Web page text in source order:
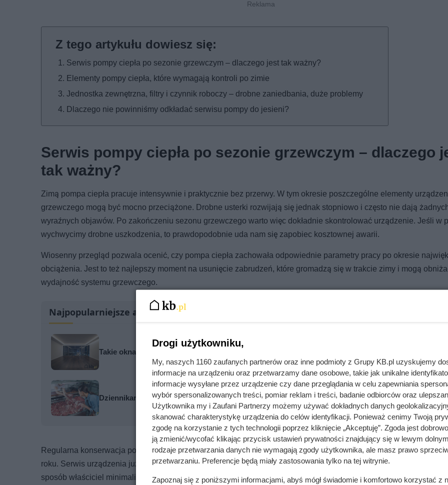
Serwis pompy ciepła po sezonie grzewczym – dlaczego jest tak ważny?
Elementy pompy ciepła, które wymagają kontroli po zimie
Jednostka zewnętrzna, filtry i czynnik roboczy – drobne zaniedbania, duże problemy
Dlaczego nie powinniśmy odkładać serwisu pompy do jesieni?
Serwis pompy ciepła po sezonie grzewczym – dlaczego
tak ważny?
Zimą pompa ciepła pracuje intensywnie i praktycznie bez przerwy. W tym okresie poszczególne elementy
grzewczego mogą być mocno przeciążone. Drobne usterki rozwijają się jednak stopniowo i często nie dają
wyraźnych objawów. Po zakończeniu sezonu grzewczego warto więc dokładnie skontrolować urządzenie. Jeśli w
wychwycimy drobne uszkodzenia, to prawdopodobnie uda nam się zapobiec kosztownej awarii.
Wiosenny przegląd pozwala ocenić, czy pompa ciepła zachowała odpowiednie parametry pracy po okresie
obciążenia. Jest to też najlepszy moment na usunięcie zabrudzeń, które gromadzą się w trakcie zimy i mogą
wydajność systemu grzewczego.
Najpopularniejsze artykuły
Takie okna to hit w nowoczesnych apartamentowcach! Kosztują dosłownie fortunę
Dziennikarze ujawnili pochodzenie mięsa z Dino. Klienci zaskoczeni
Regularna konserwacja pompy ciepła może wydłużyć jej żywotność. Taki system należy kontrolować co najmniej
roku. Serwis urządzenia już po zakończeniu sezonu grzewczego nie powinien być traktowany jak zbędny wydatek,
sposób właściciel minimalizuje ryzyko spadku efektywności i nagłych awarii. Kompleksowy przegląd pompy
Drogi użytkowniku,
My, naszych 1160 zaufanych partnerów oraz inne podmioty z Grupy KB.pl uzyskujemy
informacje na urządzeniu oraz przetwarzamy dane osobowe, takie jak unikalne
informacje wysyłane przez urządzenie czy dane przeglądania w celu zapewniania
wybór spersonalizowanych treści, pomiar reklam i treści, badanie odbiorców oraz
Użytkownika my i Zaufani Partnerzy możemy używać dokładnych danych
skanować charakterystykę urządzenia do celów identyfikacji. Ponieważ cenimy Twoją
zgodę na korzystanie z tych technologii poprzez kliknięcie „Akceptuję”. Zgoda jest
ją zmienić/wycofać klikając przycisk ustawień prywatności znajdujący się w lewym
rodzaje przetwarzania danych nie wymagają zgody użytkownika, ale masz prawo
przetwarzaniu. Preferencje będą miały zastosowania tylko na tej witrynie.
Zapoznaj się z poniższymi informacjami, abyś mógł świadomie i komfortowo korzystać z